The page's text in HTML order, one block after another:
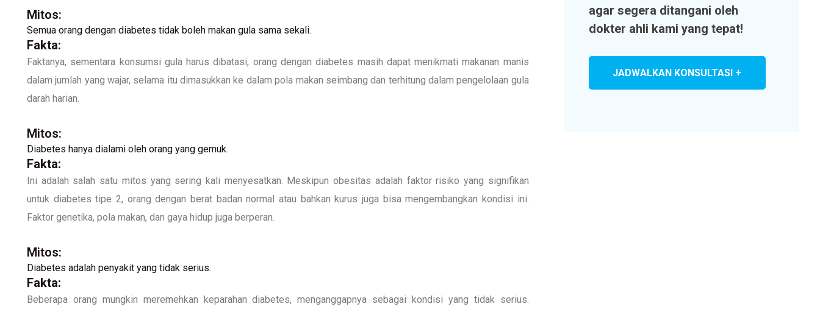
Mitos:
Semua orang dengan diabetes tidak boleh makan gula sama sekali.
Fakta:
Faktanya, sementara konsumsi gula harus dibatasi, orang dengan diabetes masih dapat menikmati makanan manis
dalam jumlah yang wajar, selama itu dimasukkan ke dalam pola makan seimbang dan terhitung dalam pengelolaan gula
darah harian.
Mitos:
Diabetes hanya dialami oleh orang yang gemuk.
Fakta:
Ini adalah salah satu mitos yang sering kali menyesatkan. Meskipun obesitas adalah faktor risiko yang signifikan
untuk diabetes tipe 2, orang dengan berat badan normal atau bahkan kurus juga bisa mengembangkan kondisi ini.
Faktor genetika, pola makan, dan gaya hidup juga berperan.
Mitos:
Diabetes adalah penyakit yang tidak serius.
Fakta:
Beberapa orang mungkin meremehkan keparahan diabetes, menganggapnya sebagai kondisi yang tidak serius.
agar segera ditangani oleh
dokter ahli kami yang tepat!
JADWALKAN KONSULTASI +